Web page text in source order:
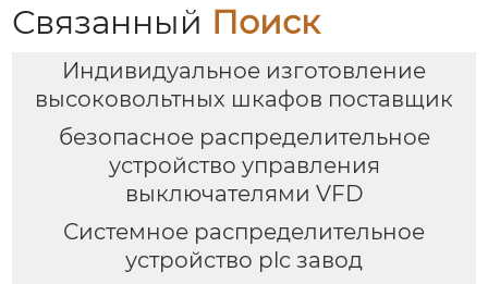
Связанный Поиск
Индивидуальное изготовление
высоковольтных шкафов поставщик
безопасное распределительное
устройство управления
выключателями VFD
Системное распределительное
устройство plc завод